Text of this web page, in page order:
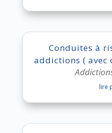
Conduites à
addictions ( avec
lire